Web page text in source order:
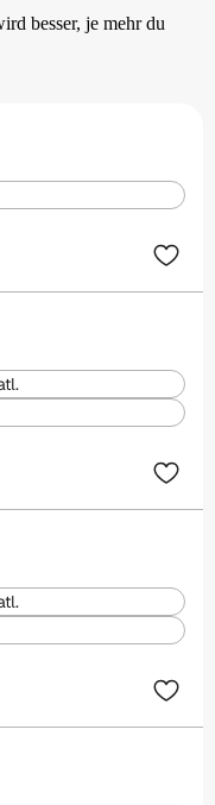
besser, je mehr du